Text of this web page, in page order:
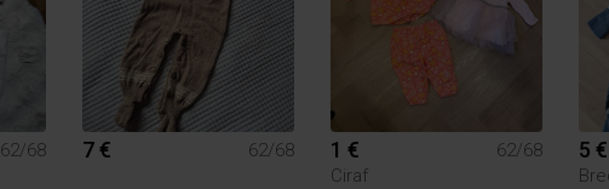
62/68
7 € 62/68 1 €
62/68
Ciraf
5 €